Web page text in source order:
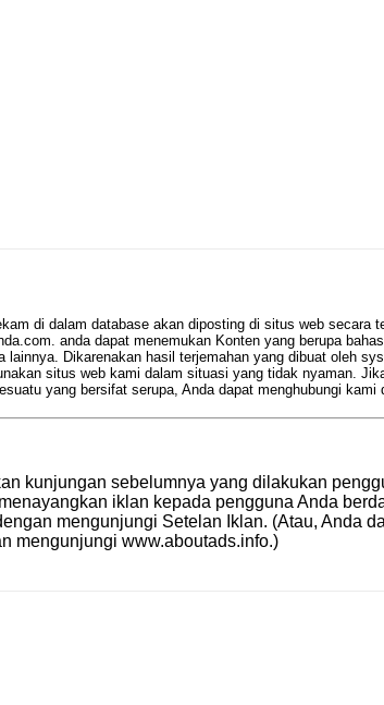
di dalam database akan diposting di situs web secara
anda dapat menemukan Konten yang berupa
Dikarenakan hasil terjemahan yang dibuat oleh
situs web kami dalam situasi yang tidak nyaman.
yang bersifat serupa, Anda dapat menghubungi kami
kunjungan sebelumnya yang dilakukan
iklan kepada pengguna Anda
mengunjungi Setelan Iklan. (Atau, Anda
mengunjungi www.aboutads.info.)